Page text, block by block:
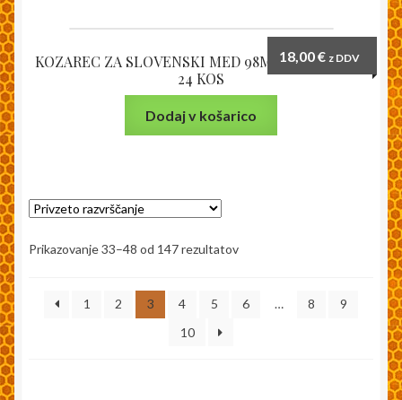
KOZAREC ZA SLOVENSKI MED 98ML – PAKIRANO
24 KOS
18,00€ z DDV
Dodaj v košarico
Prikazovanje 33–48 od 147 rezultatov
1 2 3 4 5 6 … 8
9
10